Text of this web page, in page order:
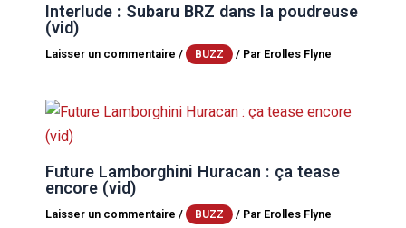
Interlude : Subaru BRZ dans la poudreuse
(vid)
Laisser un commentaire / BUZZ / Par Erolles Flyne
Future Lamborghini Huracan : ça tease
encore (vid)
Laisser un commentaire / BUZZ / Par Erolles Flyne